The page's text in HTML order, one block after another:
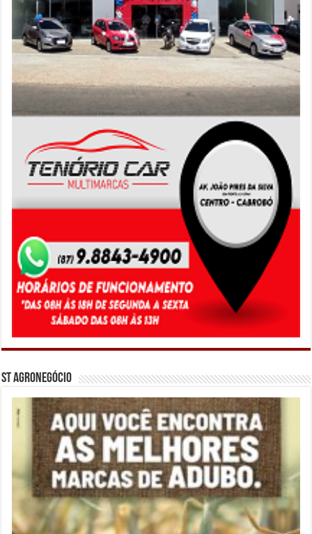
ST Agronegócio